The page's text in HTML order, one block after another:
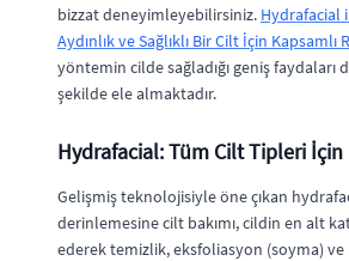
bizzat deneyimleyebilirsiniz. Hydrafacial
Aydınlık ve Sağlıklı Bir Cilt İçin Kapsamlı
yöntemin cilde sağladığı geniş faydaları
şekilde ele almaktadır.
Hydrafacial: Tüm Cilt Tipleri İçin
Gelişmiş teknolojisiyle öne çıkan
derinlemesine cilt bakımı, cildin en alt
ederek temizlik, eksfoliasyon (soyma)